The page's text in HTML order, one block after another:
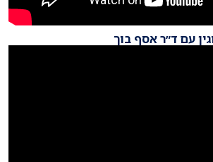
עם ד״ר אסף בוך